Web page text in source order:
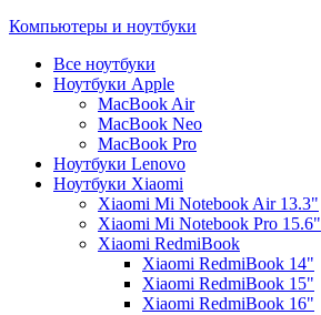
Компьютеры и ноутбуки
Все ноутбуки
Ноутбуки Apple
MacBook Air
MacBook Neo
MacBook Pro
Ноутбуки Lenovo
Ноутбуки Xiaomi
Xiaomi Mi Notebook Air 13.3"
Xiaomi Mi Notebook Pro 15.6"
Xiaomi RedmiBook
Xiaomi RedmiBook 14"
Xiaomi RedmiBook 15"
Xiaomi RedmiBook 16"